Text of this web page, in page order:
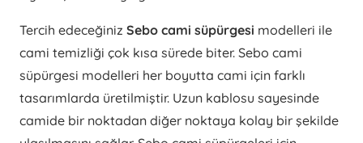
Tercih edeceğiniz Sebo cami süpürgesi modelleri ile
cami temizliği çok kısa sürede biter. Sebo cami
süpürgesi modelleri her boyutta cami için farklı
tasarımlarda üretilmiştir. Uzun kablosu sayesinde
camide bir noktadan diğer noktaya kolay bir şekilde